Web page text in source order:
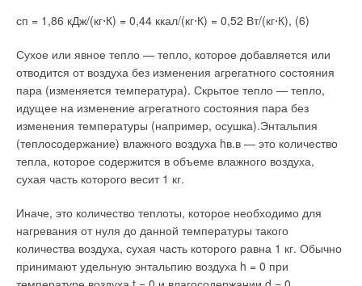
сп = 1,86 кДж/(кг⋅К) = 0,44 ккал/(кг⋅К) = 0,52 Вт/(кг⋅К), (6)
Сухое или явное тепло — тепло, которое добавляется или
отводится от воздуха без изменения агрегатного состояния
пара (изменяется температура). Скрытое тепло — тепло,
идущее на изменение агрегатного состояния пара без
изменения температуры (например, осушка).Энтальпия
(теплосодержание) влажного воздуха hв.в — это количество
тепла, которое содержится в объеме влажного воздуха,
сухая часть которого весит 1 кг.
Иначе, это количество теплоты, которое необходимо для
нагревания от нуля до данной температуры такого
количества воздуха, сухая часть которого равна 1 кг. Обычно
принимают удельную энтальпию воздуха h = 0 при
расход в среднем на 30 % за отопительный сезон.
Выгодно это и потребителям, т.к. объем коммунальных
платежей существенно уменьшается. Если говорить о жилом
секторе, то годовая экономия составляет в среднем 3–4 тыс.
руб. на квартиру. Для многих потребителей это значительная
сумма. Сегодня уже принята муниципальная программа,
направленная на масштабное расширение подобной
практики, а в городском бюджете на 2009 г. предусмотрены
значительные средства для ее реализации.
Не остается в стороне и сектор коммерческой застройки.
Один из примеров — энерго-эффективный торговый центр
«Гринвич», окончание строительства которого
запланировано на 2009 г. В системе теплоснабжения этого